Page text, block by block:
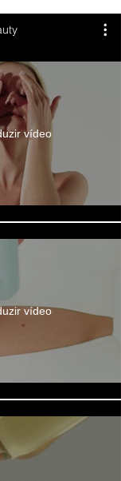
vídeo
vídeo